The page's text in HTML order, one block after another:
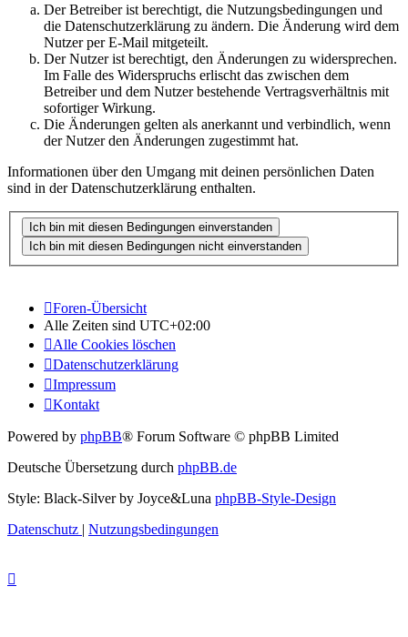
Der Betreiber ist berechtigt, die Nutzungsbedingungen und
die Datenschutzerklärung zu ändern. Die Änderung wird dem
Nutzer per E-Mail mitgeteilt.
Der Nutzer ist berechtigt, den Änderungen zu widersprechen.
Im Falle des Widerspruchs erlischt das zwischen dem
Betreiber und dem Nutzer bestehende Vertragsverhältnis mit
sofortiger Wirkung.
Die Änderungen gelten als anerkannt und verbindlich, wenn
der Nutzer den Änderungen zugestimmt hat.
Informationen über den Umgang mit deinen persönlichen Daten
sind in der Datenschutzerklärung enthalten.
Foren-Übersicht
Alle Zeiten sind UTC+02:00
Alle Cookies löschen
Datenschutzerklärung
Impressum
Kontakt
Powered by phpBB® Forum Software © phpBB Limited
Deutsche Übersetzung durch phpBB.de
Style: Black-Silver by Joyce&Luna phpBB-Style-Design
Datenschutz | Nutzungsbedingungen